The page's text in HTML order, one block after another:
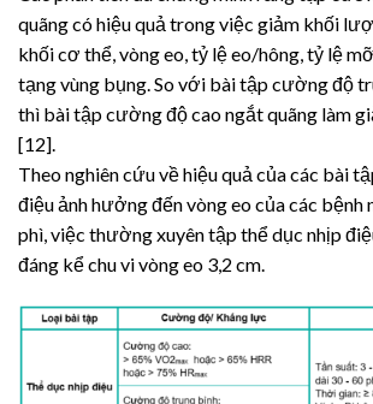
quãng có hiệu quả trong việc giảm khối
khối cơ thể, vòng eo, tỷ lệ eo/hông, tỷ lệ
tạng vùng bụng. So với bài tập cường độ
thì bài tập cường độ cao ngắt quãng làm
[12].
Theo nghiên cứu về hiệu quả của các bài
điệu ảnh hưởng đến vòng eo của các bệnh
phì, việc thường xuyên tập thể dục nhịp
đáng kể chu vi vòng eo 3,2 cm.